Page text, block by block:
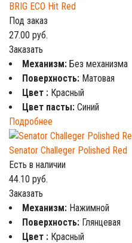
BRIG ECO Hit Red
Под заказ
27.00 руб.
Заказать
Механизм: Без механизма
Поверхность: Матовая
Цвет : Красный
Цвет пасты: Синий
Подробнее
Senator Challeger Polished Red
Есть в наличии
44.10 руб.
Заказать
Механизм: Нажимной
Поверхность: Глянцевая
Цвет : Красный